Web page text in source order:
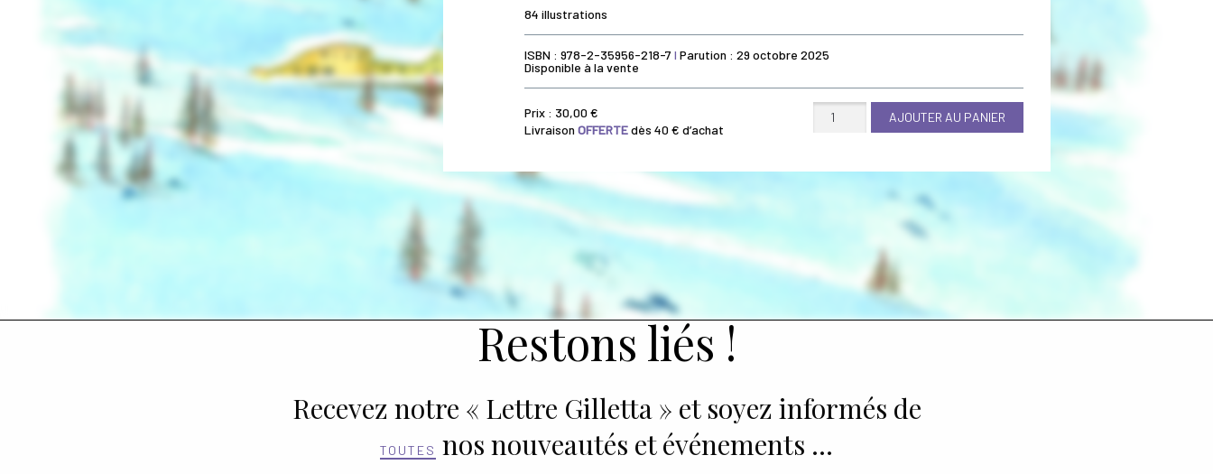
84 illustrations
ISBN : 978-2-35956-218-7 IParution : 29 octobre 2025
Disponible à la vente
Prix : 30,00 €
LivraisonOFFERTEdès 40 € d’achat
quantité
Isola
AJOUTER AU PANIER
Restons liés !
Recevez notre « Lettre Gilletta » et soyez informés de
TOUTES nos nouveautés et événements …